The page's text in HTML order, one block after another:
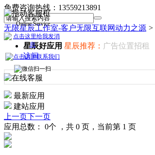
免费咨询热线： 13559213891
无限星辰工作室-客户无限互联网动力之源 >
星辰好应用 星辰推荐： 广告位置招租
访问
最新应用
建站应用
上一页下一页
应用总数： 0个 ，共 0 页，当前第 1 页
Online Service